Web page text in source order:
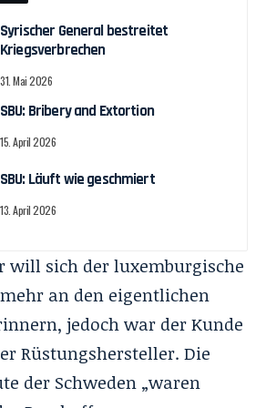
Syrischer General bestreitet
Kriegsverbrechen
31. Mai 2026
SBU: Bribery and Extortion
15. April 2026
SBU: Läuft wie geschmiert
13. April 2026
will sich der luxemburgische
an den eigentlichen
jedoch war der Kunde
Rüstungshersteller. Die
der Schweden „waren